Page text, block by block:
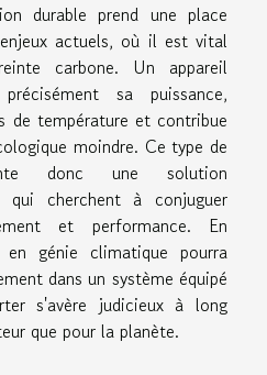
durable prend une place
actuels, où il est vital
carbone. Un appareil
sa puissance,
de température et contribue
moindre. Ce type de
donc une solution
qui cherchent à conjuguer
et performance. En
génie climatique pourra
dans un système équipé
s'avère judicieux à long
que pour la planète.